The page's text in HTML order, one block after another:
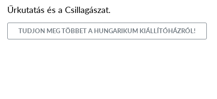
Űrkutatás és a Csillagászat.
TUDJON MEG TÖBBET A HUNGARIKUM KIÁLLÍTÓHÁZRÓL!